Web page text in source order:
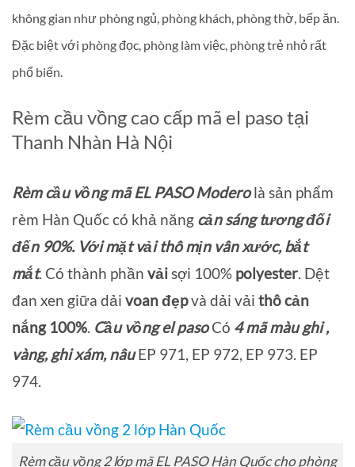
không gian như phòng ngủ, phòng khách, phòng thờ, bếp ăn.
Đặc biệt với phòng đọc, phòng làm việc, phòng trẻ nhỏ rất
phổ biến.
Rèm cầu vồng cao cấp mã el paso tại
Thanh Nhàn Hà Nội
Rèm cầu vồng mã EL PASO Moderolà sản phẩm
rèm Hàn Quốc có khả năng cản sáng tương đối
đến 90%. Với mặt vải thô mịn vân xước, bắt
mắt. Có thành phần vải sợi 100% polyester . Dệt
đan xen giữa dải voan đẹpvà dải vải thô cản
nắng 100% Cầu vồng el pasoCó 4 mã màu ghi ,
vàng, ghi xám, nâuEP 971, EP 972, EP 973. EP
974.
Rèm cầu vồng 2 lớp mã EL PASO Hàn Quốc cho phòng